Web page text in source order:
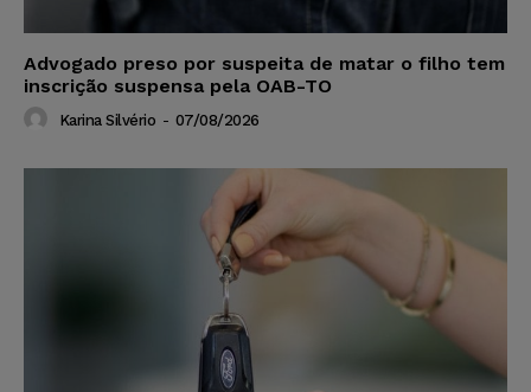
Advogado preso por suspeita de matar o filho tem
inscrição suspensa pela OAB-TO
Karina Silvério - 07/08/2026